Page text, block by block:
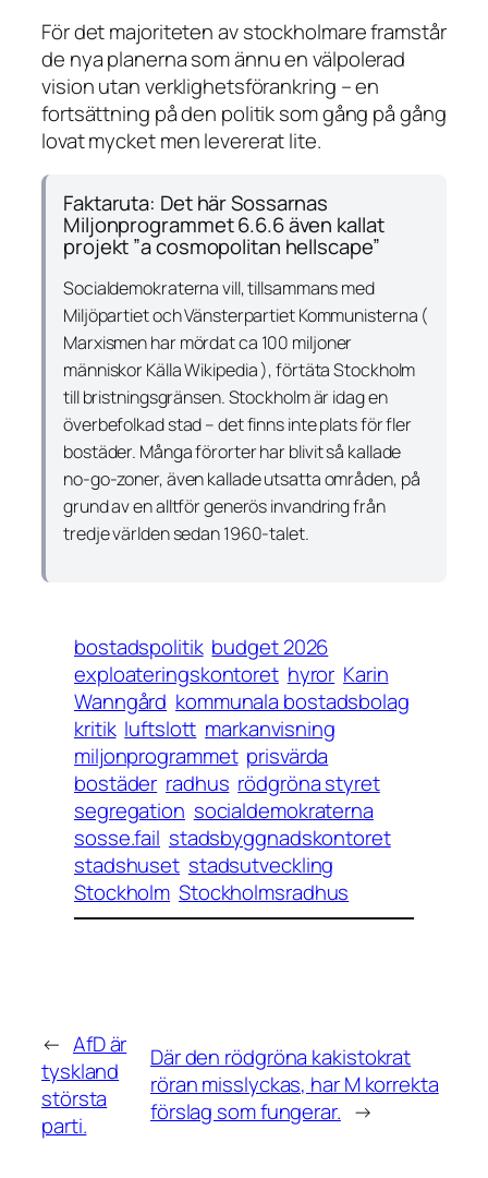
För det majoriteten av stockholmare framstår
de nya planerna som ännu en välpolerad
vision utan verklighetsförankring – en
fortsättning på den politik som gång på gång
lovat mycket men levererat lite.
Faktaruta: Det här Sossarnas
Miljonprogrammet 6.6.6 även kallat
projekt ”a cosmopolitan hellscape”
Socialdemokraterna vill, tillsammans med
Miljöpartiet och Vänsterpartiet Kommunisterna (
Marxismen har mördat ca 100 miljoner
människor Källa Wikipedia ), förtäta Stockholm
till bristningsgränsen. Stockholm är idag en
överbefolkad stad – det finns inte plats för fler
bostäder. Många förorter har blivit så kallade
no-go-zoner, även kallade utsatta områden, på
grund av en alltför generös invandring från
tredje världen sedan 1960-talet.
bostadspolitik budget 2026
exploateringskontoret hyror Karin
Wanngård kommunala bostadsbolag
kritik luftslott markanvisning
miljonprogrammet prisvärda
bostäder radhus rödgröna styret
segregation socialdemokraterna
sosse.fail stadsbyggnadskontoret
stadshuset stadsutveckling
Stockholm Stockholmsradhus
← AfD är
tyskland
största
parti.
Där den rödgröna kakistokrat
röran misslyckas, har M korrekta
förslag som fungerar. →